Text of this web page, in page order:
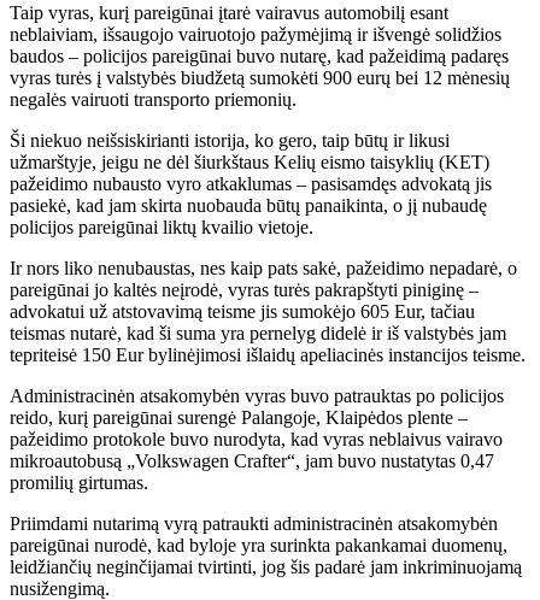
Taip vyras, kurį pareigūnai įtarė vairavus automobilį esant
neblaiviam, išsaugojo vairuotojo pažymėjimą ir išvengė solidžios
baudos – policijos pareigūnai buvo nutarę, kad pažeidimą padaręs
vyras turės į valstybės biudžetą sumokėti 900 eurų bei 12 mėnesių
negalės vairuoti transporto priemonių.
Ši niekuo neišsiskirianti istorija, ko gero, taip būtų ir likusi
užmarštyje, jeigu ne dėl šiurkštaus Kelių eismo taisyklių (KET)
pažeidimo nubausto vyro atkaklumas – pasisamdęs advokatą jis
pasiekė, kad jam skirta nuobauda būtų panaikinta, o jį nubaudę
policijos pareigūnai liktų kvailio vietoje.
Ir nors liko nenubaustas, nes kaip pats sakė, pažeidimo nepadarė, o
pareigūnai jo kaltės neįrodė, vyras turės pakrapštyti piniginę –
advokatui už atstovavimą teisme jis sumokėjo 605 Eur, tačiau
teismas nutarė, kad ši suma yra pernelyg didelė ir iš valstybės jam
tepriteisė 150 Eur bylinėjimosi išlaidų apeliacinės instancijos teisme.
Administracinėn atsakomybėn vyras buvo patrauktas po policijos
reido, kurį pareigūnai surengė Palangoje, Klaipėdos plente –
pažeidimo protokole buvo nurodyta, kad vyras neblaivus vairavo
mikroautobusą „Volkswagen Crafter“, jam buvo nustatytas 0,47
promilių girtumas.
Priimdami nutarimą vyrą patraukti administracinėn atsakomybėn
pareigūnai nurodė, kad byloje yra surinkta pakankamai duomenų,
leidžiančių neginčijamai tvirtinti, jog šis padarė jam inkriminuojamą
nusižengimą.